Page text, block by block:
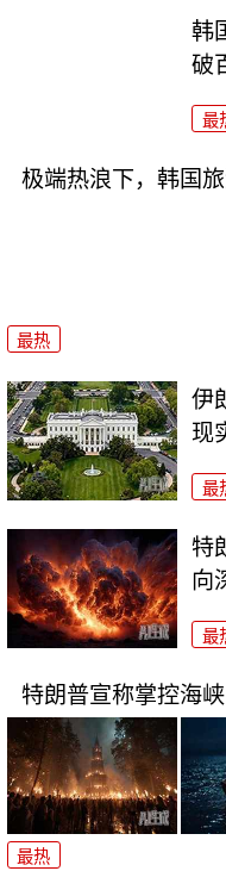
韩
破
最
极端热浪下，韩国
最热
伊
现
最
特
向
最
特朗普宣称掌控海
最热